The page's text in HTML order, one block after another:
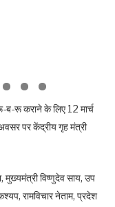
ब-रू कराने के लिए 12 मार्च
पर केंद्रीय गृह मंत्री
मुख्यमंत्री विष्णुदेव साय, उप
रामविचार नेताम, प्रदेश